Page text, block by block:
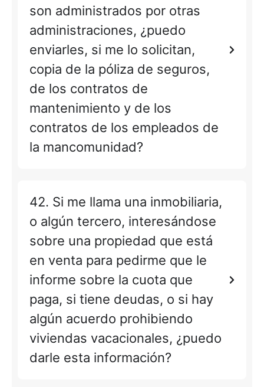
son administrados por otras
administraciones, ¿puedo
enviarles, si me lo solicitan,
copia de la póliza de seguros,
de los contratos de
mantenimiento y de los
contratos de los empleados de
la mancomunidad?
42. Si me llama una inmobiliaria,
o algún tercero, interesándose
sobre una propiedad que está
en venta para pedirme que le
informe sobre la cuota que
paga, si tiene deudas, o si hay
algún acuerdo prohibiendo
viviendas vacacionales, ¿puedo
darle esta información?